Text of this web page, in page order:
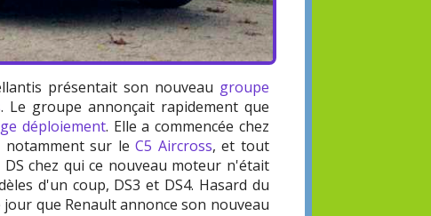
présentait son nouveau groupe
. Le groupe annonçait rapidement que
déploiement. Elle a commencée chez
notamment sur leC5 Aircross, et tout
chez qui ce nouveau moteur n'était
d'un coup, DS3 et DS4. Hasard du
que Renault annonce son nouveau